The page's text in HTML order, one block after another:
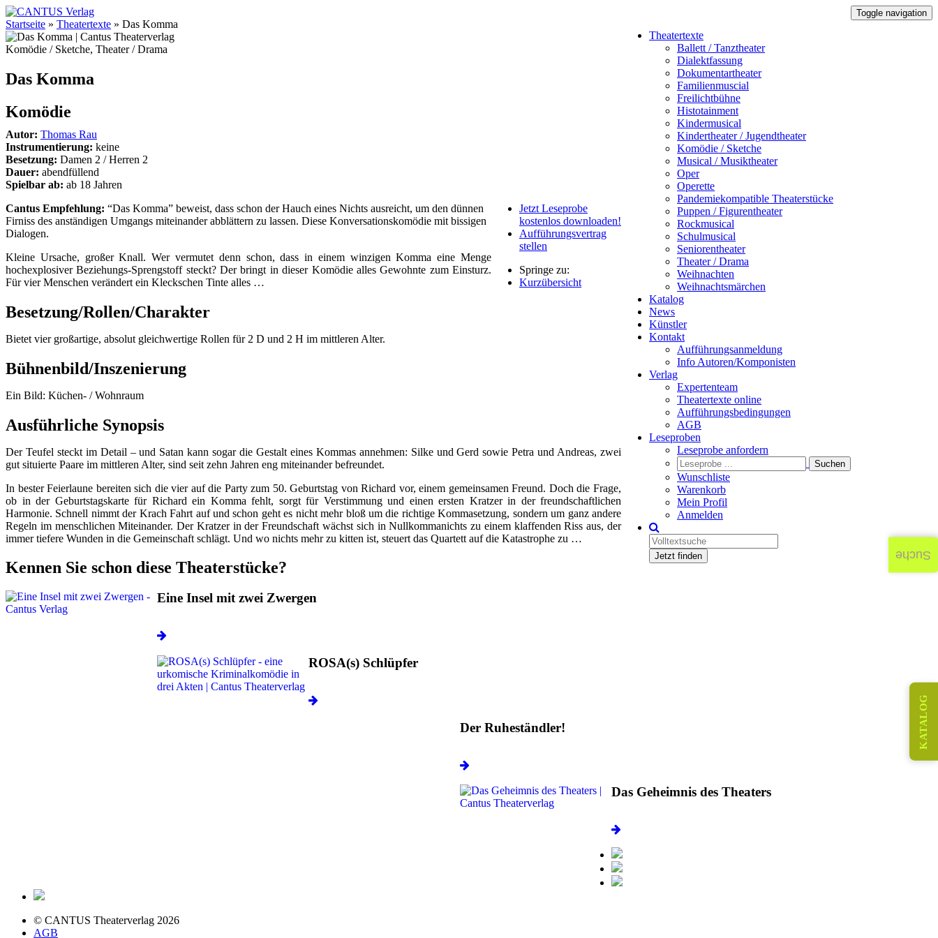
Toggle navigation
Theatertexte
Ballett / Tanztheater
Dialektfassung
Dokumentartheater
Familienmuscial
Freilichtbühne
Histotainment
Kindermusical
Kindertheater / Jugendtheater
Komödie / Sketche
Musical / Musiktheater
Oper
Operette
Pandemiekompatible Theaterstücke
Puppen / Figurentheater
Rockmusical
Schulmusical
Seniorentheater
Theater / Drama
Weihnachten
Weihnachtsmärchen
Katalog
News
Künstler
Kontakt
Aufführungsanmeldung
Info Autoren/Komponisten
Verlag
Expertenteam
Theatertexte online
Aufführungsbedingungen
AGB
Leseproben
Leseprobe anfordern
Wunschliste
Warenkorb
Mein Profil
Anmelden
Jetzt finden
Startseite » Theatertexte » Das Komma
Komödie / Sketche, Theater / Drama
Das Komma
Komödie
Autor: Thomas Rau
Instrumentierung: keine
Besetzung: Damen 2 / Herren 2
Dauer: abendfüllend
Spielbar ab: ab 18 Jahren
Jetzt Leseprobe
kostenlos downloaden!
Aufführungsvertrag
stellen
Springe zu:
Kurzübersicht
Cantus Empfehlung: “Das Komma” beweist, dass schon der Hauch eines Nichts ausreicht, um den dünnen
Firniss des anständigen Umgangs miteinander abblättern zu lassen. Diese Konversationskomödie mit bissigen
Dialogen.
Kleine Ursache, großer Knall. Wer vermutet denn schon, dass in einem winzigen Komma eine Menge
hochexplosiver Beziehungs-Sprengstoff steckt? Der bringt in dieser Komödie alles Gewohnte zum Einsturz.
Für vier Menschen verändert ein Kleckschen Tinte alles …
Besetzung/Rollen/Charakter
Bietet vier großartige, absolut gleichwertige Rollen für 2 D und 2 H im mittleren Alter.
Bühnenbild/Inszenierung
Ein Bild: Küchen- / Wohnraum
Ausführliche Synopsis
Der Teufel steckt im Detail – und Satan kann sogar die Gestalt eines Kommas annehmen: Silke und Gerd sowie Petra und Andreas, zwei
gut situierte Paare im mittleren Alter, sind seit zehn Jahren eng miteinander befreundet.
In bester Feierlaune bereiten sich die vier auf die Party zum 50. Geburtstag von Richard vor, einem gemeinsamen Freund. Doch die Frage,
ob in der Geburtstagskarte für Richard ein Komma fehlt, sorgt für Verstimmung und einen ersten Kratzer in der freundschaftlichen
Harmonie. Schnell nimmt der Krach Fahrt auf und schon geht es nicht mehr bloß um die richtige Kommasetzung, sondern um ganz andere
Regeln im menschlichen Miteinander. Der Kratzer in der Freundschaft wächst sich in Nullkommanichts zu einem klaffenden Riss aus, der
immer tiefere Wunden in die Gemeinschaft schlägt. Und wo nichts mehr zu kitten ist, steuert das Quartett auf die Katastrophe zu …
Kennen Sie schon diese Theaterstücke?
Eine Insel mit zwei Zwergen
ROSA(s) Schlüpfer
Der Ruheständler!
Das Geheimnis des Theaters
© CANTUS Theaterverlag 2026
AGB
KATALOG
Suche